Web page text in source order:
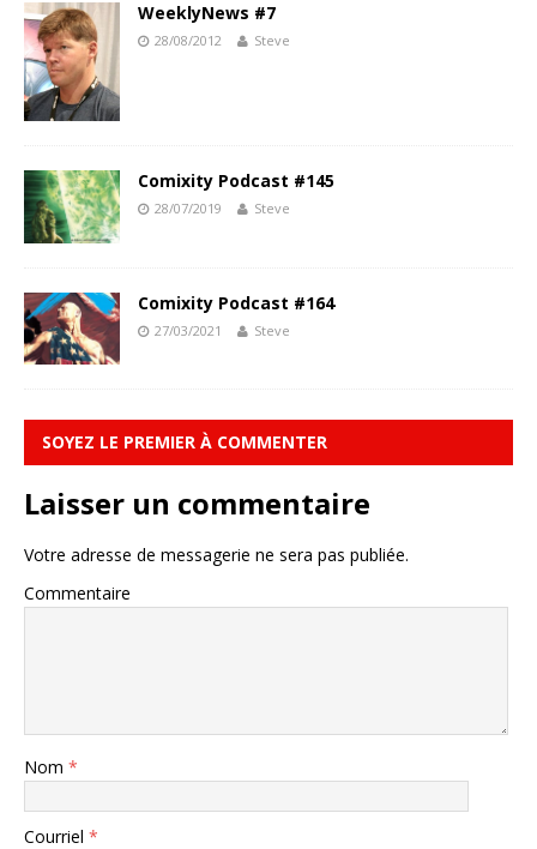
WeeklyNews #7
28/08/2012 Steve
Comixity Podcast #145
28/07/2019 Steve
Comixity Podcast #164
27/03/2021 Steve
SOYEZ LE PREMIER À COMMENTER
Laisser un commentaire
Votre adresse de messagerie ne sera pas publiée.
Commentaire
Nom *
Courriel *